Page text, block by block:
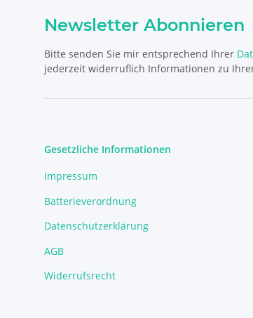
Newsletter Abonnieren
Bitte senden Sie mir entsprechend Ihrer
jederzeit widerruflich Informationen zu
Gesetzliche Informationen
Impressum
Batterieverordnung
Datenschutzerklärung
AGB
Widerrufsrecht